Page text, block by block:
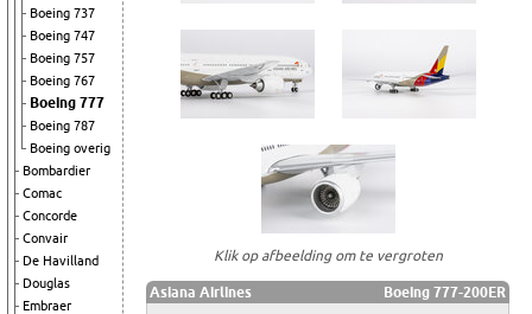
Boeing 737
Boeing 747
Boeing 757
Boeing 767
Boeing 777
Boeing 787
Boeing overig
Bombardier
Comac
Concorde
Convair
De Havilland
Douglas
Embraer
Klik op afbeelding om te vergroten
Asiana Airlines
Boeing 777-200ER